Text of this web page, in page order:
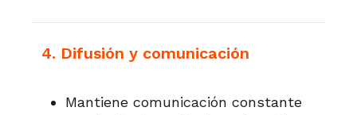
4. Difusión y comunicación
Mantiene comunicación constante